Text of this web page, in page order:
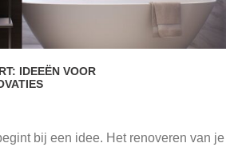
IDEEËN VOOR
bij een idee. Het renoveren van je